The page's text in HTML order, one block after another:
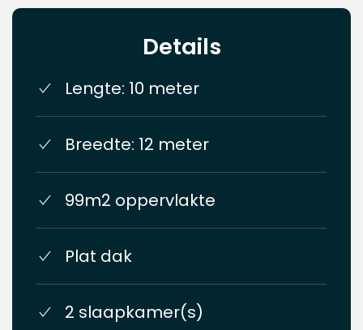
Details
Lengte: 10 meter
Breedte: 12 meter
99m2 oppervlakte
Plat dak
2 slaapkamer(s)